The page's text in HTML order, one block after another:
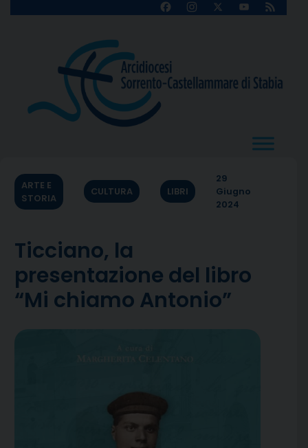
FacebookInstagram
X
YouTube
Feed
ARTE E
STORIA
CULTURA LIBRI
29
Giugno
2024
Ticciano, la
presentazione del libro
“Mi chiamo Antonio”